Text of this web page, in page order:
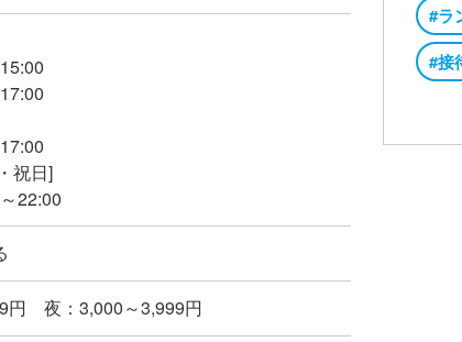
祝日]
22:00
円 夜：3,000～3,999円
#ラ
#接